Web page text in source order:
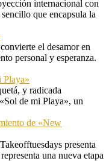
internacional con
que encapsula la
el desamor en
personal y esperanza.
y radicada
de mi Playa», un
de «New
presenta
una nueva etapa